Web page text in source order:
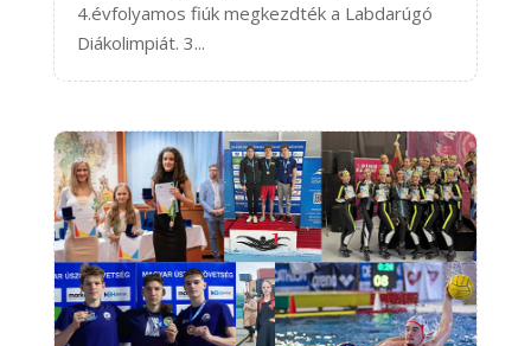
4.évfolyamos fiúk megkezdték a Labdarúgó
Diákolimpiát. 3...